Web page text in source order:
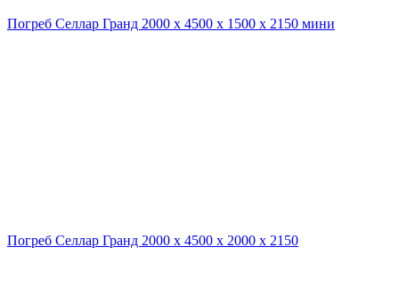
Погреб Селлар Гранд 2000 х 4500 х 1500 х 2150 мини
Погреб Селлар Гранд 2000 х 4500 х 2000 х 2150